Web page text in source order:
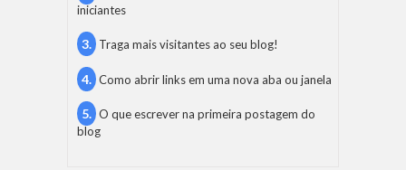
iniciantes
Traga mais visitantes ao seu blog!
Como abrir links em uma nova aba ou janela
O que escrever na primeira postagem do
blog